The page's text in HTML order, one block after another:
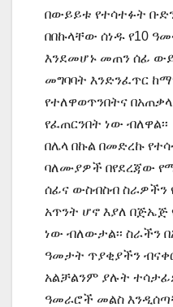
በውይይቱ የተሳተፉት
በበኩላቸው ሰነዱ የ10
እንደመሆኑ መጠን ሰፊ
መግባባት እንድንፈጥር
የተለዋወጥንበትና
የፈጠርንበት ነው ብለዋል፡፡
በሌላ በኩል በመድረኩ
ባለሙያዎች በየደረጃው
ሰፊና ውስብስብ ስራዎችን
አጥንት ሆኖ እያለ
ነው ብለውታል፡፡ ስራችን
ዓመታት ጥያቂያችን
አልቻልንም ያሉት
ዓመራሮች መልስ